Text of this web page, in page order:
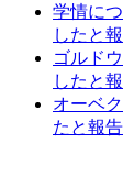
学情に
したと
ゴルド
したと
オーベ
たと報